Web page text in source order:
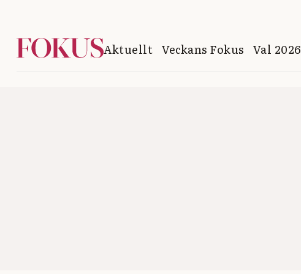
Aktuellt Veckans Fokus Val 2026